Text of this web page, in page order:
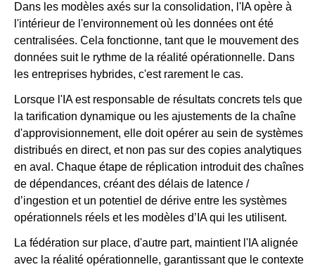
Dans les modèles axés sur la consolidation, l'IA opère à
l'intérieur de l'environnement où les données ont été
centralisées. Cela fonctionne, tant que le mouvement des
données suit le rythme de la réalité opérationnelle. Dans
les entreprises hybrides, c'est rarement le cas.
Lorsque l'IA est responsable de résultats concrets tels que
la tarification dynamique ou les ajustements de la chaîne
d'approvisionnement, elle doit opérer au sein de systèmes
distribués en direct, et non pas sur des copies analytiques
en aval. Chaque étape de réplication introduit des chaînes
de dépendances, créant des délais de latence /
d’ingestion et un potentiel de dérive entre les systèmes
opérationnels réels et les modèles d’IA qui les utilisent.
La fédération sur place, d'autre part, maintient l'IA alignée
avec la réalité opérationnelle, garantissant que le contexte